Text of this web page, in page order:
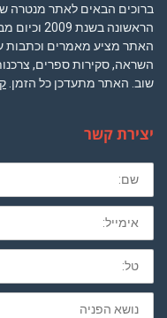
ברוכים הבאים לאתר מנטרה
האתר מציע מאמרים וכתבות
השראה, סקירות ספרים,
שוב. האתר מתעדכן כל הזמן.
יצירת קשר
שם
מלא
חובה
לא
חובה
נושא
הפניה